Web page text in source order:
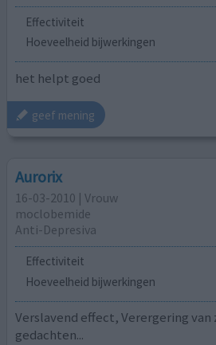
Effectiviteit
Hoeveelheid bijwerkingen
het helpt goed
geef mening
Aurorix
16-03-2010 | Vrouw
moclobemide
Anti-Depresiva
Effectiviteit
Hoeveelheid bijwerkingen
Verslavend effect, Verergering
gedachten...